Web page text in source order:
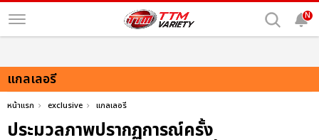
N
แกลเลอรี
หน้าแรก exclusive แกลเลอรี
ประมวลภาพปรากฏการณ์ครั้ง